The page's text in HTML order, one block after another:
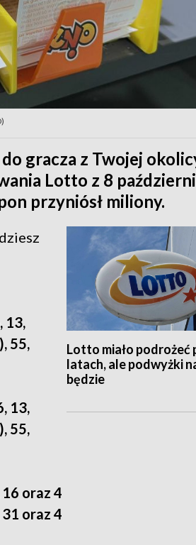
gracza z Twojej
Lotto z 8
przyniósł miliony.
Lotto miało podrożeć
latach, ale podwyżki
będzie
13,
55,
13,
55,
16 oraz 4
31 oraz 4